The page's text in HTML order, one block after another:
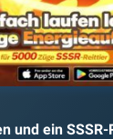
und ein